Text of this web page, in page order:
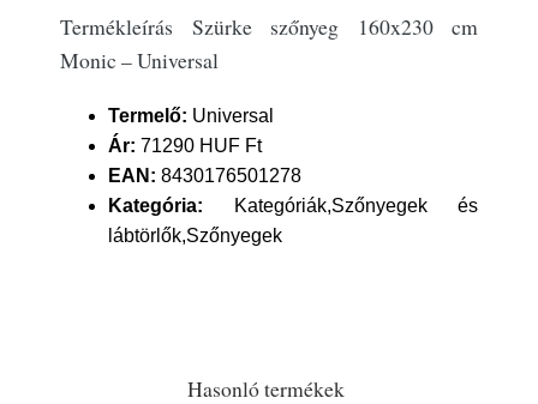
Termékleírás Szürke szőnyeg 160x230 cm
Monic – Universal
Termelő: Universal
Ár: 71290 HUF Ft
EAN: 8430176501278
Kategória: Kategóriák,Szőnyegek és
lábtörlők,Szőnyegek
Hasonló termékek